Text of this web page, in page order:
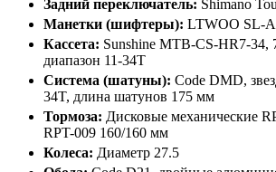
Задний переключатель: Shimano
Манетки (шифтеры): LTWOO SL-
Кассета: Sunshine MTB-CS-HR7-34,
диапазон 11-34T
Система (шатуны): Code DMD,
34T, длина шатунов 175 мм
Тормоза: Дисковые механические
RPT-009 160/160 мм
Колеса: Диаметр 27.5